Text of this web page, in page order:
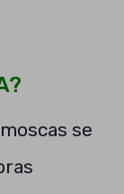
se